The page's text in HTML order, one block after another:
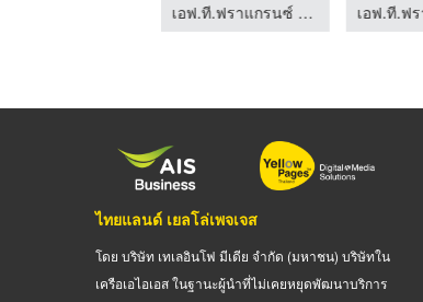
เอฟ.ที.ฟราแกรนซ์ หัวเชื้อน้ำหอม
ไทยแลนด์ เยลโล่เพจเจส
โดย บริษัท เทเลอินโฟ มีเดีย จำกัด (มหาชน) บริษัทใน
เครือเอไอเอส ในฐานะผู้นำที่ไม่เคยหยุดพัฒนาบริการ